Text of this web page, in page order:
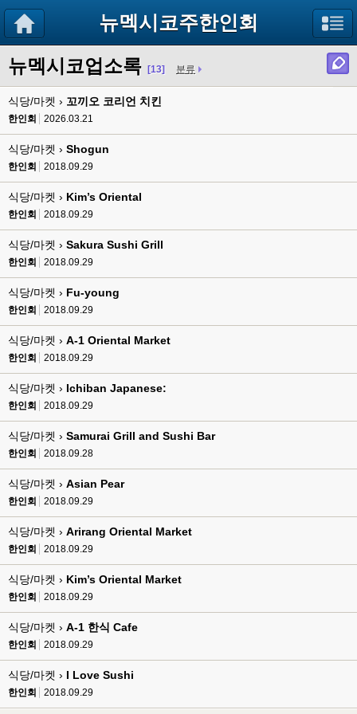
뉴멕시코주한인회
뉴멕시코업소록 [13] 분류
식당/마켓 › 꼬끼오 코리언 치킨
한인회 2026.03.21
식당/마켓 › Shogun
한인회 2018.09.29
식당/마켓 › Kim’s Oriental
한인회 2018.09.29
식당/마켓 › Sakura Sushi Grill
한인회 2018.09.29
식당/마켓 › Fu-young
한인회 2018.09.29
식당/마켓 › A-1 Oriental Market
한인회 2018.09.29
식당/마켓 › Ichiban Japanese:
한인회 2018.09.29
식당/마켓 › Samurai Grill and Sushi Bar
한인회 2018.09.28
식당/마켓 › Asian Pear
한인회 2018.09.29
식당/마켓 › Arirang Oriental Market
한인회 2018.09.29
식당/마켓 › Kim’s Oriental Market
한인회 2018.09.29
식당/마켓 › A-1 한식 Cafe
한인회 2018.09.29
식당/마켓 › I Love Sushi
한인회 2018.09.29